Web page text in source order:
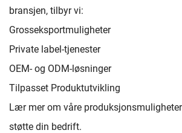
bransjen, tilbyr vi:
Grosseksportmuligheter
Private label-tjenester
OEM- og ODM-løsninger
Tilpasset Produktutvikling
Lær mer om våre
støtte din bedrift.